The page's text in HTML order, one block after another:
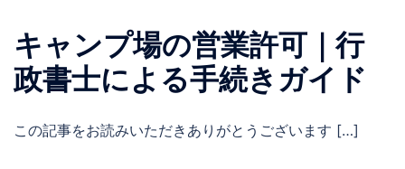
キャンプ場の営業許可｜行
政書士による手続きガイド
この記事をお読みいただきありがとうございます […]